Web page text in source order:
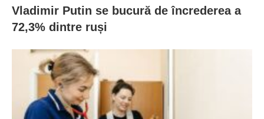
Vladimir Putin se bucură de încrederea a
72,3% dintre ruși